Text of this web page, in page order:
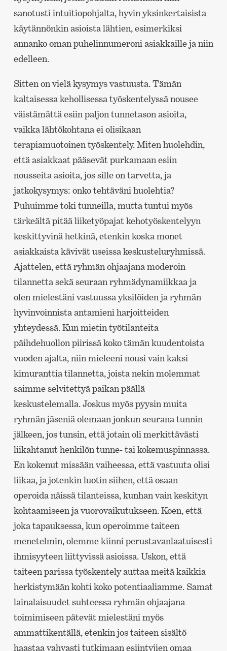
sanotusti intuitiopohjalta, hyvin yksinkertaisista
käytännönkin asioista lähtien, esimerkiksi
annanko oman puhelinnumeroni asiakkaille ja niin
edelleen.
Sitten on vielä kysymys vastuusta. Tämän
kaltaisessa kehollisessa työskentelyssä nousee
väistämättä esiin paljon tunnetason asioita,
vaikka lähtökohtana ei olisikaan
terapiamuotoinen työskentely. Miten huolehdin,
että asiakkaat pääsevät purkamaan esiin
nousseita asioita, jos sille on tarvetta, ja
jatkokysymys: onko tehtäväni huolehtia?
Puhuimme toki tunneilla, mutta tuntui myös
tärkeältä pitää liiketyöpajat kehotyöskentelyyn
keskittyvinä hetkinä, etenkin koska monet
asiakkaista kävivät useissa keskusteluryhmissä.
Ajattelen, että ryhmän ohjaajana moderoin
tilannetta sekä seuraan ryhmädynamiikkaa ja
olen mielestäni vastuussa yksilöiden ja ryhmän
hyvinvoinnista antamieni harjoitteiden
yhteydessä. Kun mietin työtilanteita
päihdehuollon piirissä koko tämän kuudentoista
vuoden ajalta, niin mieleeni nousi vain kaksi
kimuranttia tilannetta, joista nekin molemmat
saimme selvitettyä paikan päällä
keskustelemalla. Joskus myös pyysin muita
ryhmän jäseniä olemaan jonkun seurana tunnin
jälkeen, jos tunsin, että jotain oli merkittävästi
liikahtanut henkilön tunne- tai kokemuspinnassa.
En kokenut missään vaiheessa, että vastuuta olisi
liikaa, ja jotenkin luotin siihen, että osaan
operoida näissä tilanteissa, kunhan vain keskityn
kohtaamiseen ja vuorovaikutukseen. Koen, että
joka tapauksessa, kun operoimme taiteen
menetelmin, olemme kiinni perustavanlaatuisesti
ihmisyyteen liittyvissä asioissa. Uskon, että
taiteen parissa työskentely auttaa meitä kaikkia
herkistymään kohti koko potentiaaliamme. Samat
lainalaisuudet suhteessa ryhmän ohjaajana
toimimiseen pätevät mielestäni myös
ammattikentällä, etenkin jos taiteen sisältö
haastaa vahvasti tutkimaan esiintyjien omaa